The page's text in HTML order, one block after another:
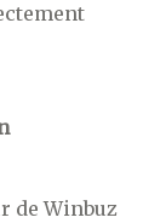
de Winbuz